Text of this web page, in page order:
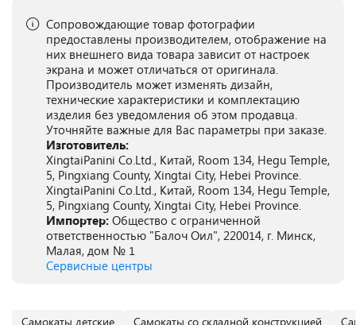
Сопровождающие товар фотографии
предоставлены производителем, отображение на
них внешнего вида товара зависит от настроек
экрана и может отличаться от оригинала.
Производитель может изменять дизайн,
технические характеристики и комплектацию
изделия без уведомления об этом продавца.
Уточняйте важные для Вас параметры при заказе.
Изготовитель:
XingtaiPanini Co.Ltd., Китай, Room 134, Hegu Temple,
5, Pingxiang County, Xingtai City, Hebei Province.
XingtaiPanini Co.Ltd., Китай, Room 134, Hegu Temple,
5, Pingxiang County, Xingtai City, Hebei Province.
Импортер: Общество с ограниченной
ответственностью "Балоч Оил", 220014, г. Минск,
Малая, дом № 1
Сервисные центры
Самокаты детские Самокаты со складной конструкцией